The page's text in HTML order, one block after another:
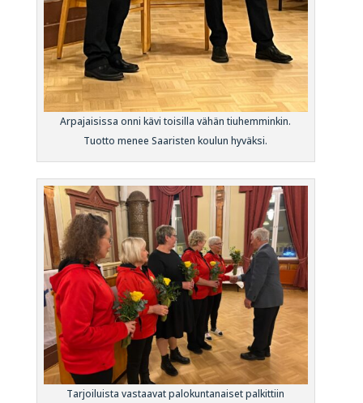
Arpajaisissa onni kävi toisilla vähän tiuhemminkin.
Tuotto menee Saaristen koulun hyväksi.
Tarjoiluista vastaavat palokuntanaiset palkittiin